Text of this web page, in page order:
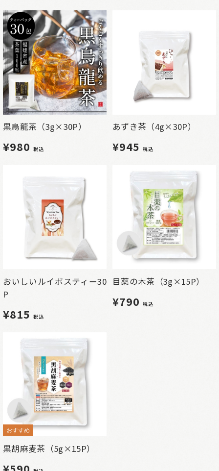
黒烏龍茶（3g×30P）
¥980税込
あずき茶（4g×30P）
¥945税込
おいしいルイボスティー30
P
¥815税込
目薬の木茶（3g×15P）
¥790税込
おすすめ
黒胡麻麦茶（5g×15P）